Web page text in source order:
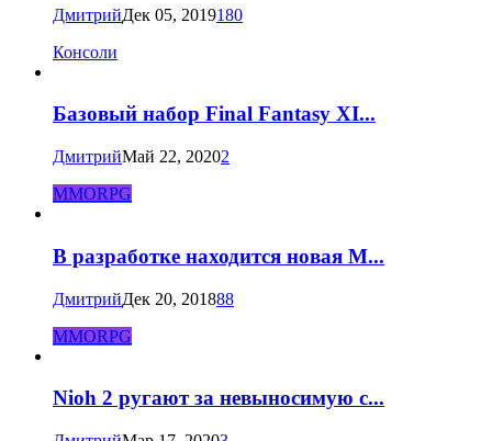
ДмитрийДек 05, 2019180
Консоли
Базовый набор Final Fantasy XI...
ДмитрийМай 22, 20202
MMORPG
В разработке находится новая M...
ДмитрийДек 20, 201888
MMORPG
Nioh 2 ругают за невыносимую с...